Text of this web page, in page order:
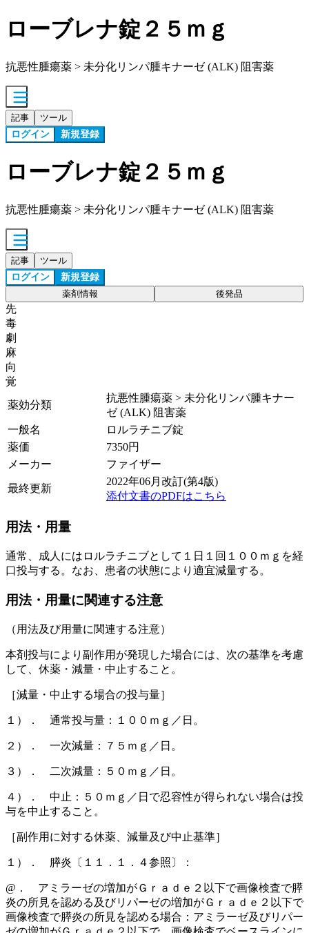
ローブレナ錠２５ｍｇ
抗悪性腫瘍薬 > 未分化リンパ腫キナーゼ (ALK) 阻害薬
記事 ツール
ログイン 新規登録
ローブレナ錠２５ｍｇ
抗悪性腫瘍薬 > 未分化リンパ腫キナーゼ (ALK) 阻害薬
記事 ツール
ログイン 新規登録
薬剤情報 後発品
先
毒
劇
麻
向
覚
薬効分類
抗悪性腫瘍薬 > 未分化リンパ腫キナー
ゼ (ALK) 阻害薬
一般名
ロルラチニブ錠
薬価
7350円
メーカー
ファイザー
最終更新
2022年06月改訂(第4版)
添付文書のPDFはこちら
用法・用量
通常、成人にはロルラチニブとして１日１回１００ｍｇを経
口投与する。なお、患者の状態により適宜減量する。
用法・用量に関連する注意
（用法及び用量に関連する注意）
本剤投与により副作用が発現した場合には、次の基準を考慮
して、休薬・減量・中止すること。
［減量・中止する場合の投与量］
１）． 通常投与量：１００ｍｇ／日。
２）． 一次減量：７５ｍｇ／日。
３）． 二次減量：５０ｍｇ／日。
４）． 中止：５０ｍｇ／日で忍容性が得られない場合は投
与を中止すること。
［副作用に対する休薬、減量及び中止基準］
１）． 膵炎〔１１．１．４参照〕：
@． アミラーゼの増加がＧｒａｄｅ２以下で画像検査で膵
炎の所見を認める及びリパーゼの増加がＧｒａｄｅ２以下で
画像検査で膵炎の所見を認める場合：アミラーゼ及びリパー